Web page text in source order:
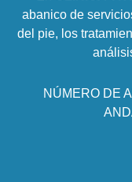
abanico de
del pie, los
NÚMERO DE